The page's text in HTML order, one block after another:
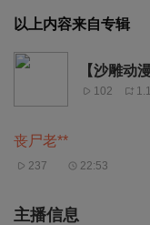
以上内容来自专辑
【沙雕动
102
丧尸老**
237 22:53
主播信息